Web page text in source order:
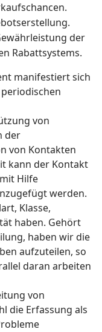
der
Rabattsystems.
manifestiert sich
von
der
von Kontakten
kann der Kontakt
Hilfe
werden.
Klasse,
haben. Gehört
haben wir die
aufzuteilen, so
daran arbeiten
von
die Erfassung als